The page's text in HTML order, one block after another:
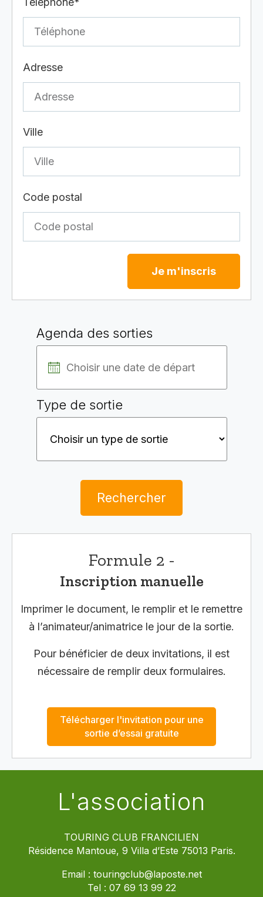
Adresse
Ville
Code postal
Je m'inscris
Agenda des sorties
Type de sortie
Rechercher
Formule 2 -
Inscription manuelle
Imprimer le document, le remplir et le remettre
à l’animateur/animatrice le jour de la sortie.
Pour bénéficier de deux invitations, il est
nécessaire de remplir deux formulaires.
Télécharger l'invitation pour une
sortie d’essai gratuite
L'association
TOURING CLUB FRANCILIEN
Résidence Mantoue, 9 Villa d’Este 75013 Paris.
Email : touringclub@laposte.net
Tel : 07 69 13 99 22